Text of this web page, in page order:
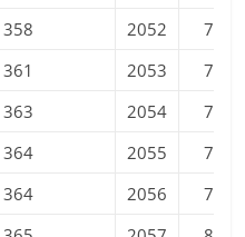
358 2052
787
361 2053
790
363 2054
792
364 2055
795
364 2056
798